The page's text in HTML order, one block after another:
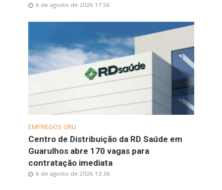
6 de agosto de 2026 17:56
EMPREGOS GRU
Centro de Distribuição da RD Saúde em
Guarulhos abre 170 vagas para
contratação imediata
6 de agosto de 2026 13:36